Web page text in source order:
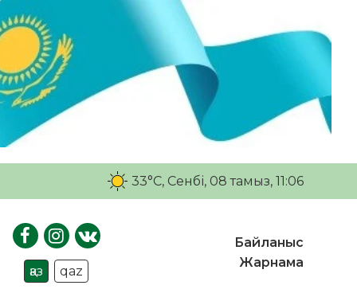
33°C, Сенбі, 08 тамыз, 11:06
қаз qaz
Байланыс
Жарнама